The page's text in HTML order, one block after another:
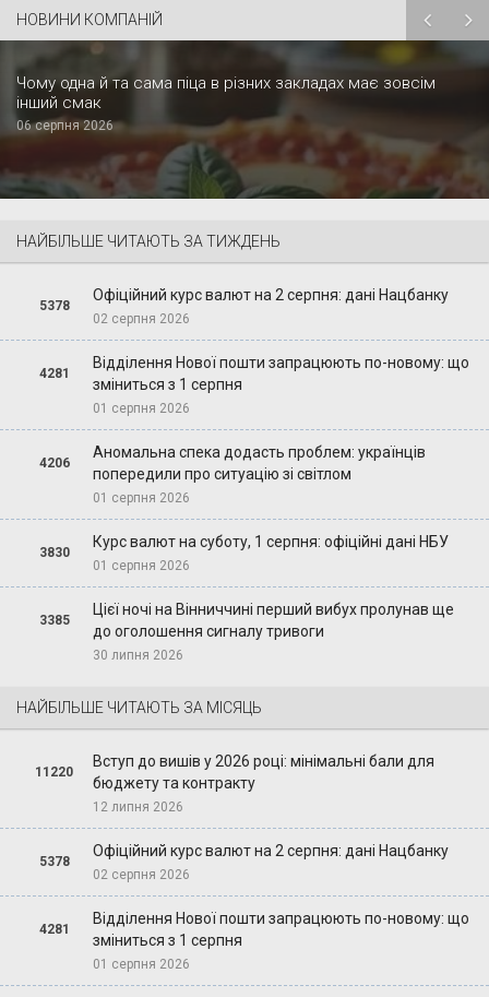
НОВИНИ КОМПАНІЙ
Чому одна й та сама піца в різних закладах має зовсім
інший смак
06 серпня 2026
НАЙБІЛЬШЕ ЧИТАЮТЬ ЗА ТИЖДЕНЬ
5378
Офіційний курс валют на 2 серпня: дані Нацбанку
02 серпня 2026
4281
Відділення Нової пошти запрацюють по-новому: що
зміниться з 1 серпня
01 серпня 2026
4206
Аномальна спека додасть проблем: українців
попередили про ситуацію зі світлом
01 серпня 2026
3830
Курс валют на суботу, 1 серпня: офіційні дані НБУ
01 серпня 2026
3385
Цієї ночі на Вінниччині перший вибух пролунав ще
до оголошення сигналу тривоги
30 липня 2026
НАЙБІЛЬШЕ ЧИТАЮТЬ ЗА МІСЯЦЬ
11220
Вступ до вишів у 2026 році: мінімальні бали для
бюджету та контракту
12 липня 2026
5378
Офіційний курс валют на 2 серпня: дані Нацбанку
02 серпня 2026
4281
Відділення Нової пошти запрацюють по-новому: що
зміниться з 1 серпня
01 серпня 2026